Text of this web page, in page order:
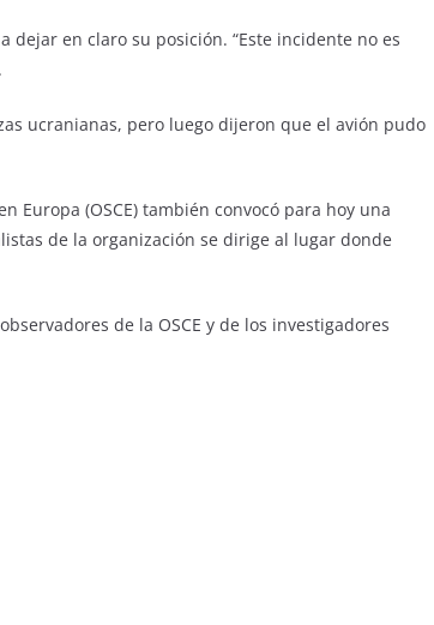
dejar en claro su posición. “Este incidente no es
ucranianas, pero luego dijeron que el avión pudo
Europa (OSCE) también convocó para hoy una
de la organización se dirige al lugar donde
de la OSCE y de los investigadores